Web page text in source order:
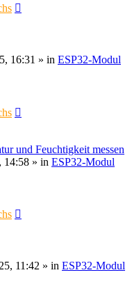
16:31 » in ESP32-Modul
und Feuchtigkeit messen
14:58 » in ESP32-Modul
11:42 » in ESP32-Modul